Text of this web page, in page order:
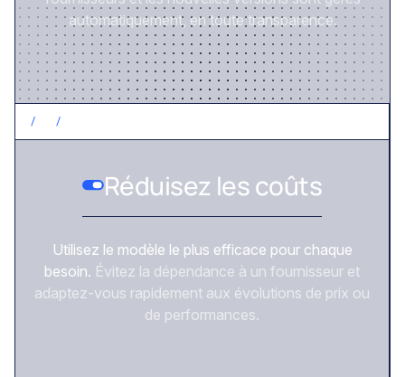
automatiquement, en toute transparence.
/ /
Réduisez les coûts
Utilisez le modèle le plus efficace pour chaque
besoin. Évitez la dépendance à un fournisseur et
adaptez-vous rapidement aux évolutions de prix ou
de performances.